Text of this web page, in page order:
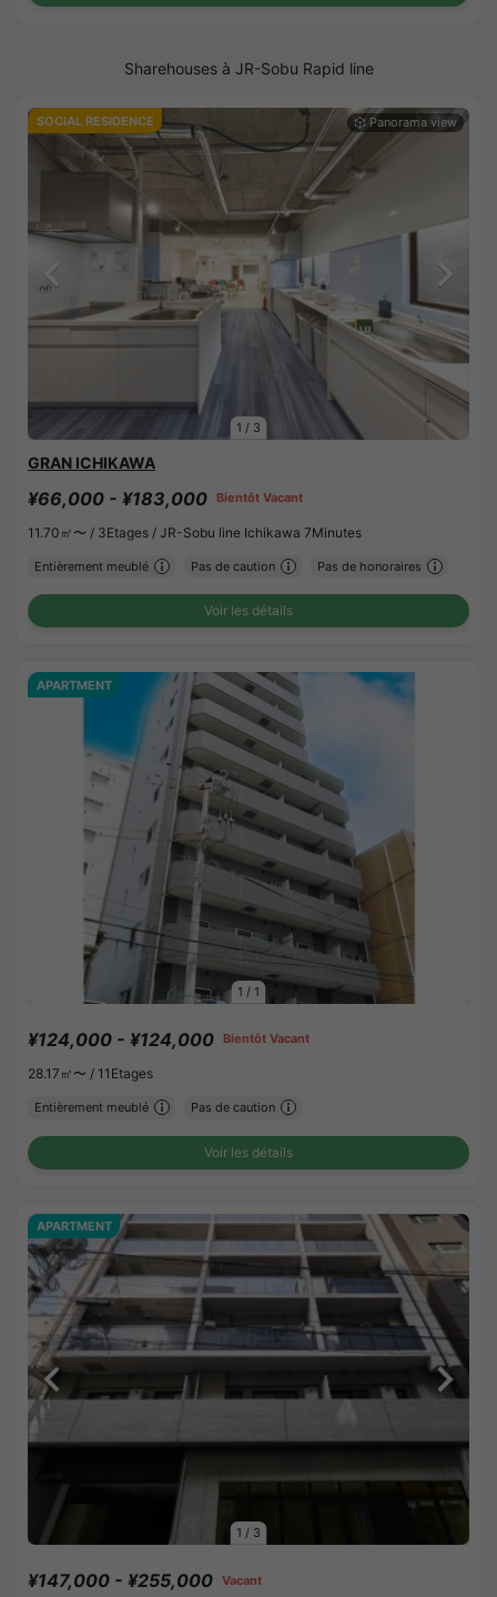
Sharehouses à JR-Sobu Rapid line
1 / 3
SOCIAL RESIDENCE
GRAN ICHIKAWA
¥66,000 - ¥183,000 Bientôt Vacant
11.70㎡〜 / 3Etages / JR-Sobu line Ichikawa 7Minutes
Entièrement meublé Pas de caution Pas de honoraires
Voir les détails
1 / 1
APARTMENT
¥124,000 - ¥124,000 Bientôt Vacant
28.17㎡〜 / 11Etages
Entièrement meublé Pas de caution
Voir les détails
1 / 3
APARTMENT
¥147,000 - ¥255,000 Vacant